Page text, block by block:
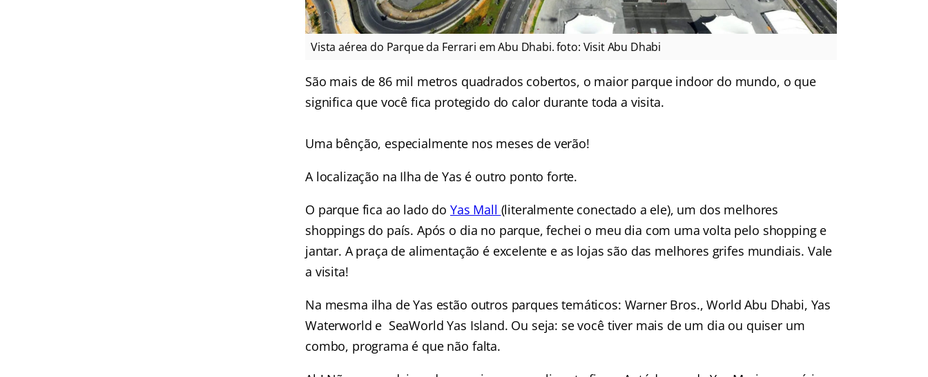
Vista aérea do Parque da Ferrari em Abu Dhabi. foto: Visit Abu Dhabi
São mais de 86 mil metros quadrados cobertos, o maior parque indoor do mundo, o que
significa que você fica protegido do calor durante toda a visita.
Uma bênção, especialmente nos meses de verão!
A localização na Ilha de Yas é outro ponto forte.
O parque fica ao lado do Yas Mall (literalmente conectado a ele), um dos melhores
shoppings do país. Após o dia no parque, fechei o meu dia com uma volta pelo shopping e
jantar. A praça de alimentação é excelente e as lojas são das melhores grifes mundiais. Vale
a visita!
Na mesma ilha de Yas estão outros parques temáticos: Warner Bros., World Abu Dhabi, Yas
Waterworld e SeaWorld Yas Island. Ou seja: se você tiver mais de um dia ou quiser um
combo, programa é que não falta.